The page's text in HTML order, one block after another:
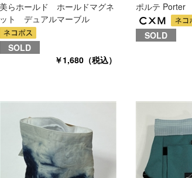
美らホールド ホールドマグネ
ット デュアルマーブル
SOLD
￥1,680（税込）
ポルテ Porter
SOLD